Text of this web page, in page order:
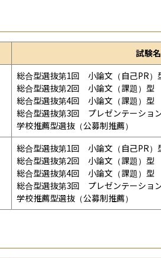
試験名
総合型選抜第1回　小論文（自己PR）
総合型選抜第2回　小論文（課題）型
総合型選抜第4回　小論文（課題）型
総合型選抜第3回　プレゼンテーショ
学校推薦型選抜（公募制推薦）
総合型選抜第1回　小論文（自己PR）
総合型選抜第2回　小論文（課題）型
総合型選抜第4回　小論文（課題）型
総合型選抜第3回　プレゼンテーショ
学校推薦型選抜（公募制推薦）